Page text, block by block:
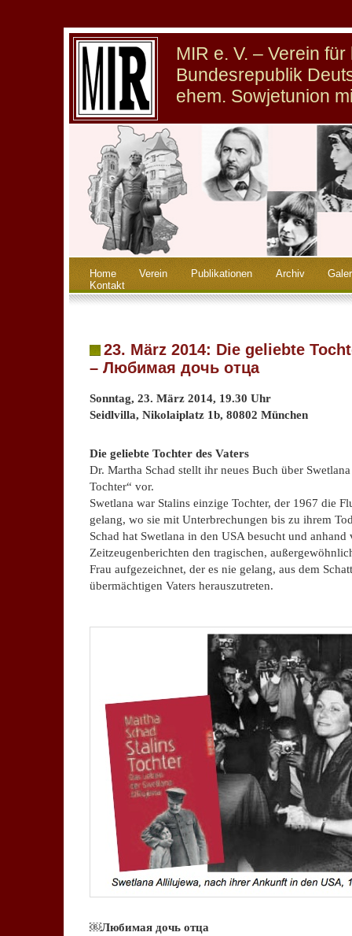
MIR e. V. – Verein
Bundesrepublik
ehem. Sowjetunion
Home Verein Publikationen Archiv
Kontakt
23. März 2014: Die geliebte
– Любимая дочь отца
Sonntag, 23. März 2014, 19.30 Uhr
Seidlvilla, Nikolaiplatz 1b, 80802 München
Die geliebte Tochter des Vaters
Dr. Martha Schad stellt ihr neues Buch über
Tochter“ vor.
Swetlana war Stalins einzige Tochter, der 1967 die
gelang, wo sie mit Unterbrechungen bis zu ihrem
Schad hat Swetlana in den USA besucht und
Zeitzeugenberichten den tragischen,
Frau aufgezeichnet, der es nie gelang, aus dem
übermächtigen Vaters herauszutreten.
￼Любимая дочь отца